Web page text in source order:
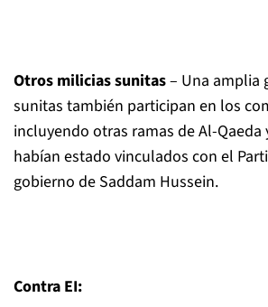
Otros milicias sunitas– Una amplia
sunitas también participan en los
incluyendo otras ramas de Al-Qaeda
habían estado vinculados con el
gobierno de Saddam Hussein.
Contra EI: